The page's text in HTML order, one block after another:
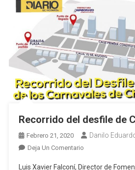
Recorrido del desfile de
Febrero 21, 2020 Danilo
Deja Un ComentarioEn
Luis Xavier Falconí, Director de